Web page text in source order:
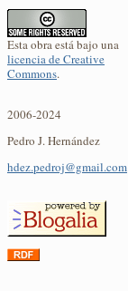
Esta obra está bajo una
licencia de Creative
Commons.
2006-2024
Pedro J. Hernández
hdez.pedroj@gmail.com